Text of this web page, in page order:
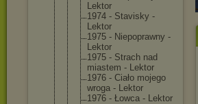
Lektor
1974 - Stavisky -
Lektor
1975 - Niepoprawny -
Lektor
1975 - Strach nad
miastem - Lektor
1976 - Ciało mojego
wroga - Lektor
1976 - Łowca - Lektor